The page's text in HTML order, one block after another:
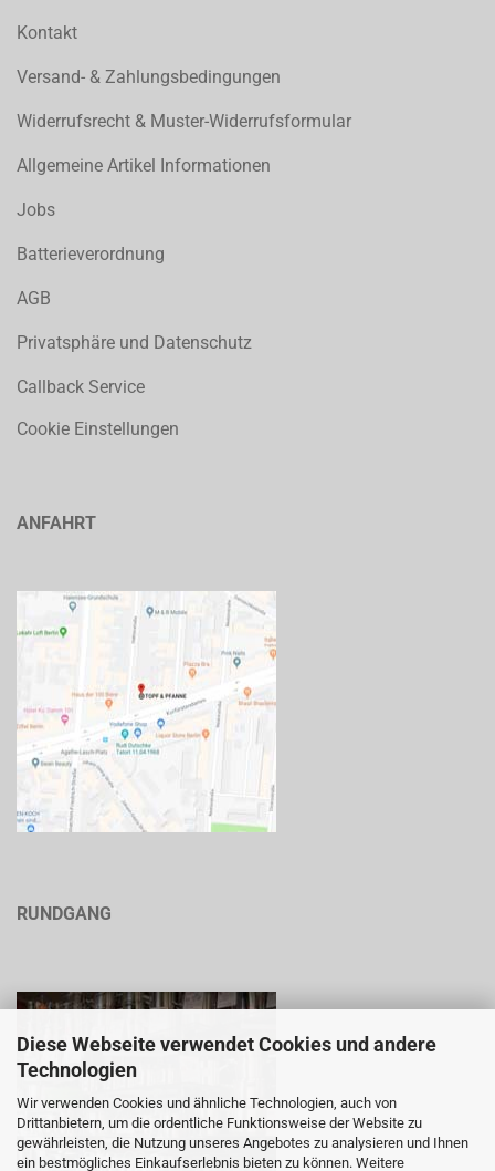
Diese Webseite verwendet Cookies und andere
Technologien
Wir verwenden Cookies und ähnliche Technologien, auch von
Drittanbietern, um die ordentliche Funktionsweise der Website zu
gewährleisten, die Nutzung unseres Angebotes zu analysieren und Ihnen
ein bestmögliches Einkaufserlebnis bieten zu können. Weitere
Kontakt
Versand- & Zahlungsbedingungen
Widerrufsrecht & Muster-Widerrufsformular
Allgemeine Artikel Informationen
Jobs
Batterieverordnung
AGB
Privatsphäre und Datenschutz
Callback Service
Cookie Einstellungen
ANFAHRT
RUNDGANG